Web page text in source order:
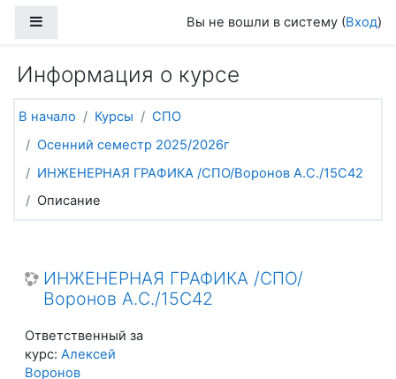
Вы не вошли в систему (Вход)
Информация о курсе
В начало Курсы
СПО
Осенний семестр 2025/2026г
ИНЖЕНЕРНАЯ ГРАФИКА /СПО/Воронов А.С./15С42
Описание
ИНЖЕНЕРНАЯ ГРАФИКА /СПО/
Воронов А.С./15С42
Ответственный за
курс: Алексей
Воронов